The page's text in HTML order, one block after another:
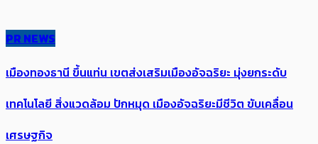
PR NEWS
เมืองทองธานี ขึ้นแท่น เขตส่งเสริมเมืองอัจฉริยะ มุ่งยกระดับ
เทคโนโลยี สิ่งแวดล้อม ปักหมุด เมืองอัจฉริยะมีชีวิต ขับเคลื่อน
เศรษฐกิจ